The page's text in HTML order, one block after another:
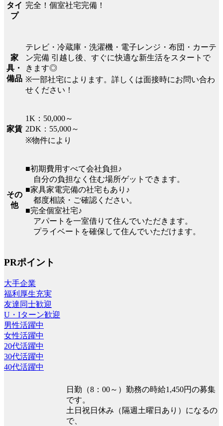
タイ
プ
完全！個室社宅完備！
家
具・
備品
テレビ・冷蔵庫・洗濯機・電子レンジ・布団・カーテ
ン完備 引越し後、すぐに快適な新生活をスタートで
きます◎
※一部社宅によります。詳しくは面接時にお問い合わ
せください！
家賃
1K：50,000～
2DK：55,000～
※物件により
その
他
■初期費用すべて会社負担♪
自分の負担なく住む場所ゲットできます。
■家具家電完備の社宅もあり♪
都度相談・ご確認ください。
■完全個室社宅♪
アパートを一室借りて住んでいただきます。
プライベートを確保して住んでいただけます。
PRポイント
大手企業
福利厚生充実
友達同士歓迎
U・Iターン歓迎
男性活躍中
女性活躍中
20代活躍中
30代活躍中
40代活躍中
日勤（8：00～）勤務の時給1,450円の募集
です。
土日祝日休み（隔週土曜日あり）になるの
で、